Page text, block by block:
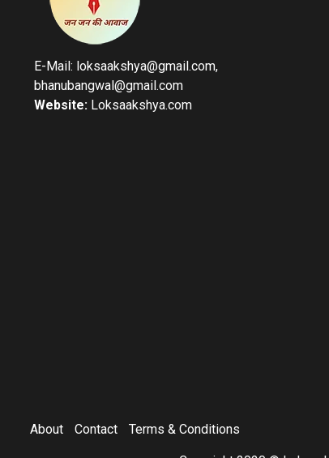
E-Mail: loksaakshya@gmail.com,
bhanubangwal@gmail.com
Website: Loksaakshya.com
About Contact Terms & Conditions